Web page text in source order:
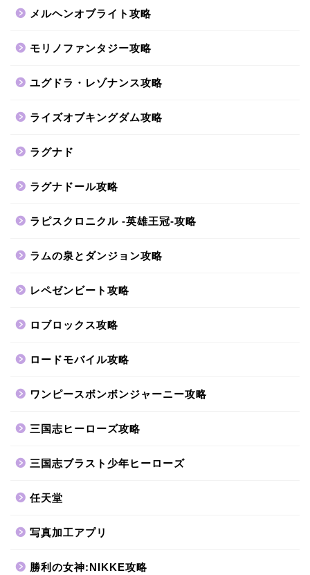
メルヘンオブライト攻略
モリノファンタジー攻略
ユグドラ・レゾナンス攻略
ライズオブキングダム攻略
ラグナド
ラグナドール攻略
ラピスクロニクル -英雄王冠-攻略
ラムの泉とダンジョン攻略
レペゼンビート攻略
ロブロックス攻略
ロードモバイル攻略
ワンピースボンボンジャーニー攻略
三国志ヒーローズ攻略
三国志ブラスト少年ヒーローズ
任天堂
写真加工アプリ
勝利の女神:NIKKE攻略